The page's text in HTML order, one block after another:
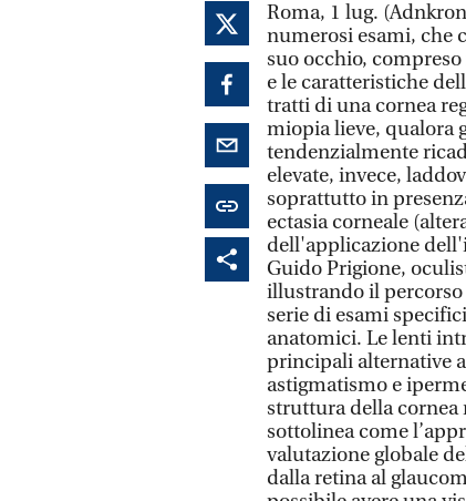
Roma, 1 lug.
numerosi esami, che
suo occhio,
e le caratteristiche
tratti di una cornea
miopia lieve, qualora
tendenzialmente
elevate, invece,
soprattutto in
ectasia corneale
dell'applicazione
Guido Prigione,
illustrando il percorso
serie di esami
anatomici. Le lenti
principali alternative
astigmatismo e
struttura della
sottolinea come
valutazione globale
dalla retina al